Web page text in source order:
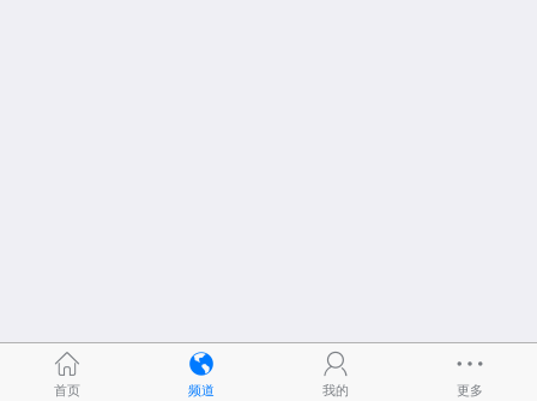
首页 频道 我的 更多